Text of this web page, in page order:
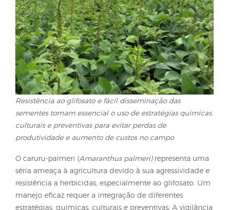
Resistência ao glifosato e fácil disseminação das
sementes tornam essencial o uso de estratégias
culturais e preventivas para evitar perdas de